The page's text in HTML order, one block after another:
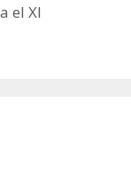
el XI